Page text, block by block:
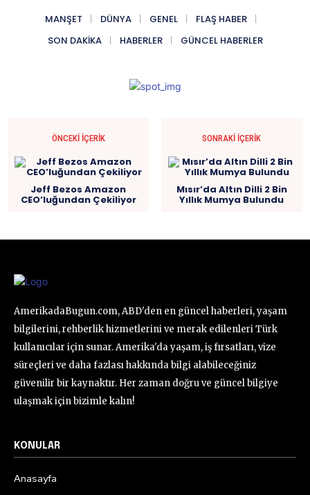
MANŞET DÜNYA GENEL
FLAŞ HABER
SON DAKIKA
HABERLER GÜNCEL HABERLER
ÖNCEKI İÇERIK
Jeff Bezos Amazon
CEO’luğundan Çekiliyor
SONRAKI İÇERIK
Mısır’da Altın Dilli 2 Bin
Yıllık Mumya Bulundu
AmerikadaBugun.com, ABD'den en güncel haberleri, yaşam
bilgilerini, rehberlik hizmetlerini ve merak edilenleri Türk
kullanıcılar için sunar. Amerika'da yaşam, iş fırsatları, vize
süreçleri ve daha fazlası hakkında bilgi alabileceğiniz
güvenilir bir kaynaktır. Her zaman doğru ve güncel bilgiye
ulaşmak için bizimle kalın!
KONULAR
Anasayfa